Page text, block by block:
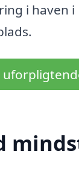
i haven i